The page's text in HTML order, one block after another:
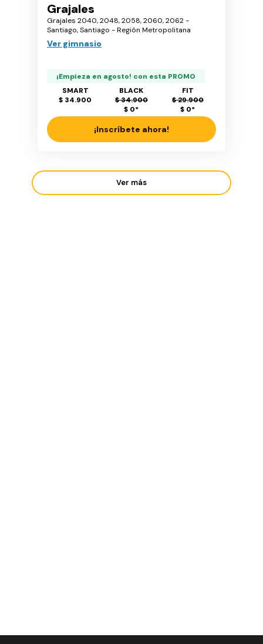
Grajales
Grajales 2040, 2048, 2058, 2060, 2062 -
Santiago, Santiago - Región Metropolitana
Ver gimnasio
¡Empieza en agosto! con esta PROMO
SMART
$ 34.900
BLACK
$ 34.900
$ 0*
FIT
$ 29.900
$ 0*
¡Inscríbete ahora!
Ver más